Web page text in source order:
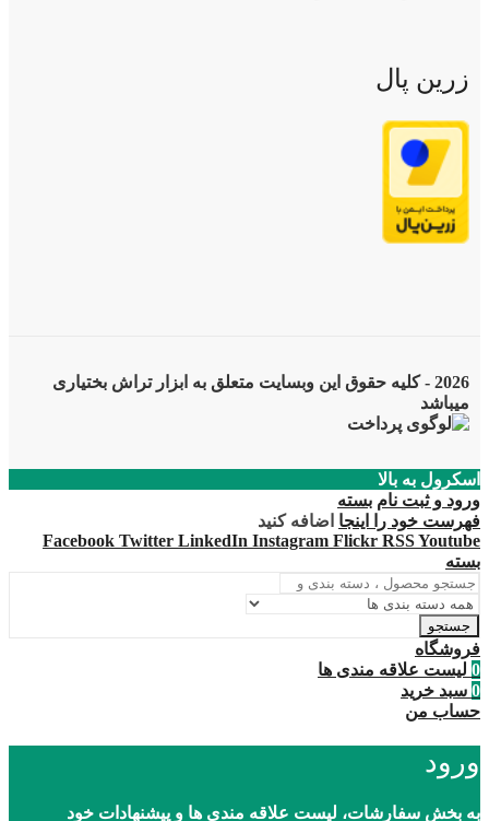
زرین پال
2026 - کلیه حقوق این وبسایت متعلق به ابزار تراش بختیاری
میباشد
اسکرول به بالا
ورود و ثبت نام بسته
فهرست خود را اینجا اضافه کنید
Facebook Twitter LinkedIn Instagram Flickr RSSYoutube
بسته
جستجو
فروشگاه
0 لیست علاقه مندی ها
0 سبد خرید
حساب من
ورود
به بخش سفارشات، لیست علاقه مندی ها و پیشنهادات خود